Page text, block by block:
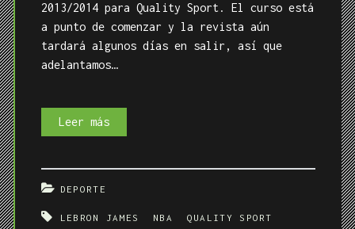
2013/2014 para Quality Sport. El curso está
a punto de comenzar y la revista aún
tardará algunos días en salir, así que
adelantamos…
Leer másPrevia
DEPORTE
LEBRON JAMES NBA QUALITY SPORT